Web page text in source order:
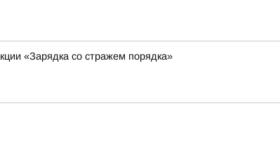
«Зарядка со стражем порядка»